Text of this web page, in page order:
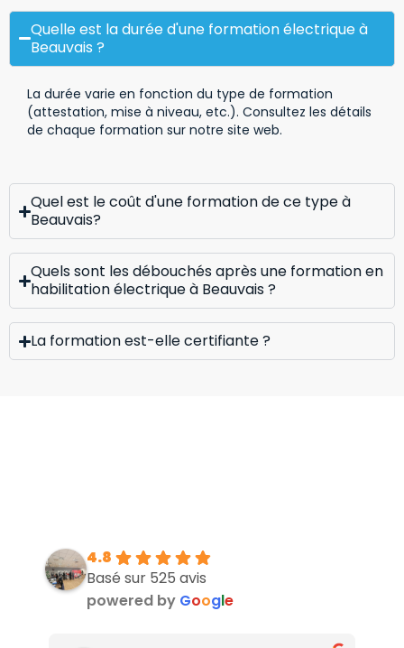
Quelle est la durée d'une formation électrique à
Beauvais ?
La durée varie en fonction du type de formation
(attestation, mise à niveau, etc.). Consultez les détails
de chaque formation sur notre site web.
Quel est le coût d'une formation de ce type à
Beauvais?
Quels sont les débouchés après une formation en
habilitation électrique à Beauvais ?
La formation est-elle certifiante ?
4.8
Basé sur 525 avis
powered by Google